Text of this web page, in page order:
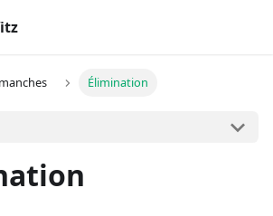
Élimination